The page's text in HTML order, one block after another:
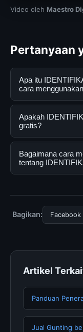
Video oleh Maestro
Pertanyaan
Apa itu
cara
IDENTIFIKASI |
dirancang untuk
informasi lengkap
menggunakannya
mengikuti
Apakah
gratis?
Ya, IDENTIFIKASI
gratis oleh semua
tersembunyi atau
Bagaimana cara
tentang
halaman resmi
memperbarui
Bagikan: Facebook
Artikel
Panduan
Jual Gunting